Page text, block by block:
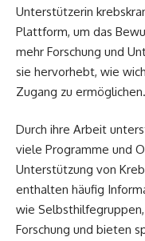
Unterstützerin
Plattform, um das
mehr Forschung und
sie hervorhebt, wie
Zugang zu ermöglichen.
Durch ihre Arbeit
viele Programme und
Unterstützung von
enthalten häufig
wie
Forschung und bieten